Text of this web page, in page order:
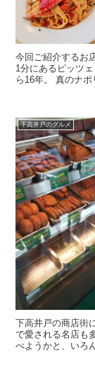
今回ご紹介するお
1分にあるピッツ
ら16年。 真のナ
下高井戸のグルメ
下高井戸の商店街
で愛される名店も
べようかと、いろ